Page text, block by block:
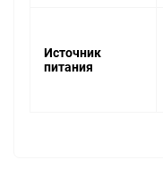
Источник
питания